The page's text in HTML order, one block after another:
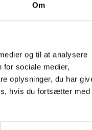
Om
og til at analysere
for sociale medier,
oplysninger, du har
hvis du fortsætter med